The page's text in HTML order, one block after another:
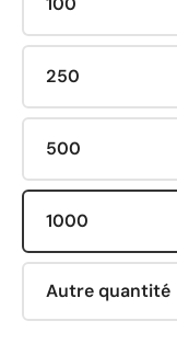
250
500
1000
Autre quantité